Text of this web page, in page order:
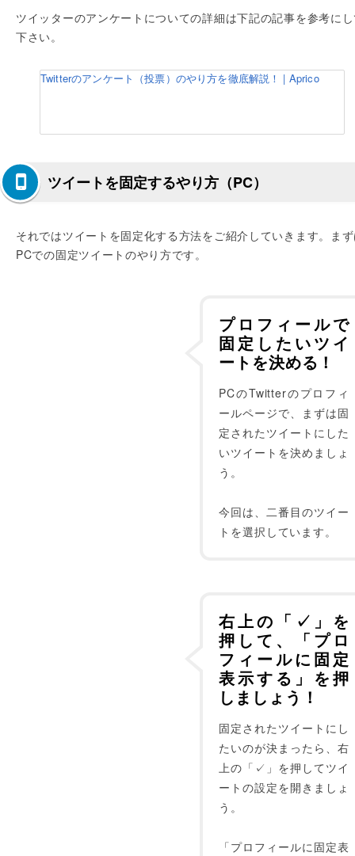
ツイッターのアンケートについての詳細は下記の記事を参考に
下さい。
Twitterのアンケート（投票）のやり方を徹底解説！ | Aprico
ツイートを固定するやり方（PC）
それではツイートを固定化する方法をご紹介していきます。ま
PCでの固定ツイートのやり方です。
プロフィールで
固定したいツイ
ートを決める！
PCのTwitterのプロフィ
ールページで、まずは固
定されたツイートにした
いツイートを決めましょ
う。
今回は、二番目のツイー
トを選択しています。
右上の「✓」を
押して、「プロ
フィールに固定
表示する」を押
しましょう！
固定されたツイートにし
たいのが決まったら、右
上の「✓」を押してツイ
ートの設定を開きましょ
う。
「プロフィールに固定表